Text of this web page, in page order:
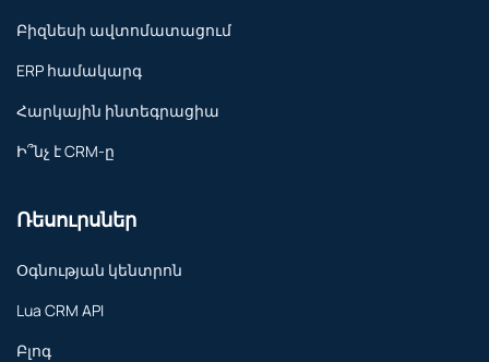
Բիզնեսի ավտոմատացում
ERP համակարգ
Հարկային ինտեգրացիա
Ի՞նչ է CRM-ը
Ռեսուրսներ
Օգնության կենտրոն
Lua CRM API
Բլոգ